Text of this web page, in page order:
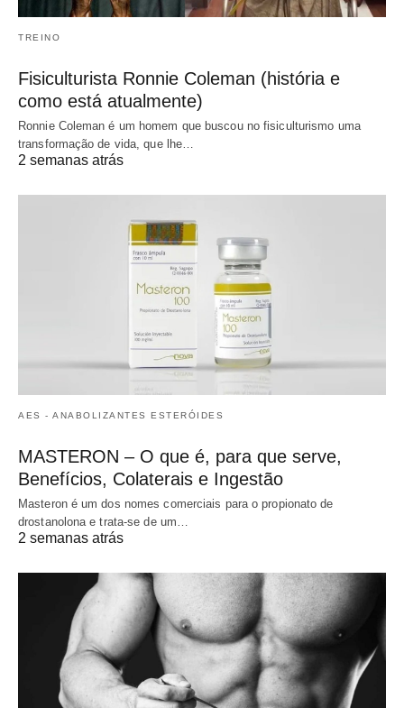
TREINO
Fisiculturista Ronnie Coleman (história e
como está atualmente)
Ronnie Coleman é um homem que buscou no fisiculturismo uma
transformação de vida, que lhe…
2 semanas atrás
AES - ANABOLIZANTES ESTERÓIDES
MASTERON – O que é, para que serve,
Benefícios, Colaterais e Ingestão
Masteron é um dos nomes comerciais para o propionato de
drostanolona e trata-se de um…
2 semanas atrás